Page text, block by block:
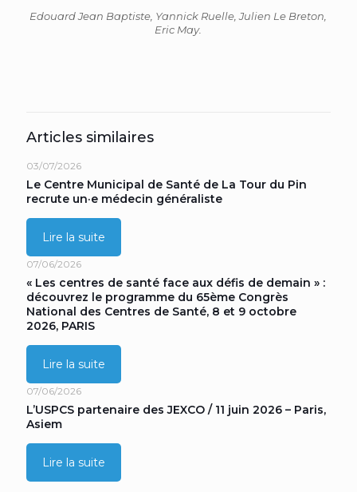
Edouard Jean Baptiste, Yannick Ruelle, Julien Le Breton,
Eric May.
Articles similaires
03/07/2026
Le Centre Municipal de Santé de La Tour du Pin
recrute un·e médecin généraliste
Lire la suite
07/06/2026
« Les centres de santé face aux défis de demain » :
découvrez le programme du 65ème Congrès
National des Centres de Santé, 8 et 9 octobre
2026, PARIS
Lire la suite
07/06/2026
L’USPCS partenaire des JEXCO / 11 juin 2026 – Paris,
Asiem
Lire la suite